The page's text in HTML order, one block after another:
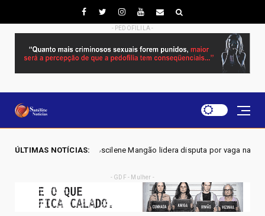
- PEDOFILILA -
ÚLTIMAS NOTÍCIAS:
- Joscilene Mangão lidera disputa por vaga na Alego em Novo Gama,
- GDF - Mulher -